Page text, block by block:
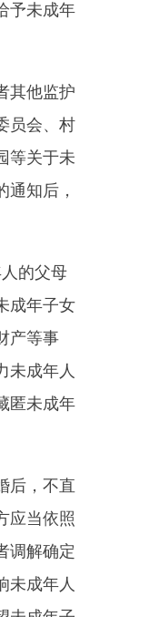
格尊
、变
的行
未
违反
教育
劝返
、
、身
视学
的学
常、